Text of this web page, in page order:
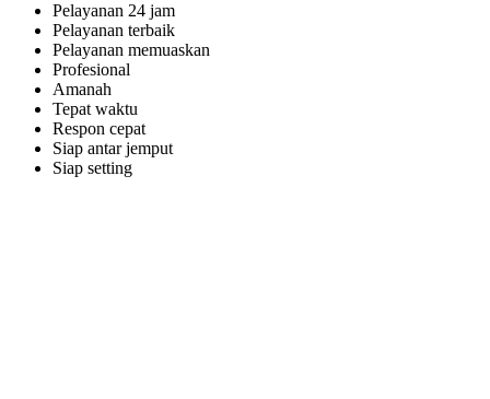
Pelayanan 24 jam
Pelayanan terbaik
Pelayanan memuaskan
Profesional
Amanah
Tepat waktu
Respon cepat
Siap antar jemput
Siap setting